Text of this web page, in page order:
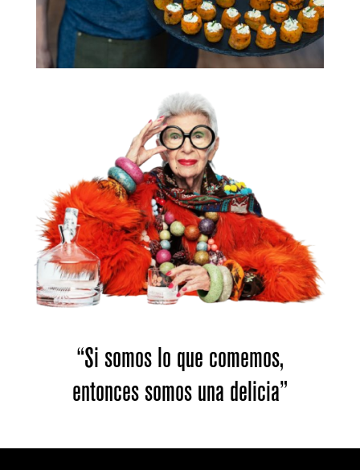
“Si somos lo que comemos,
entonces somos una delicia”